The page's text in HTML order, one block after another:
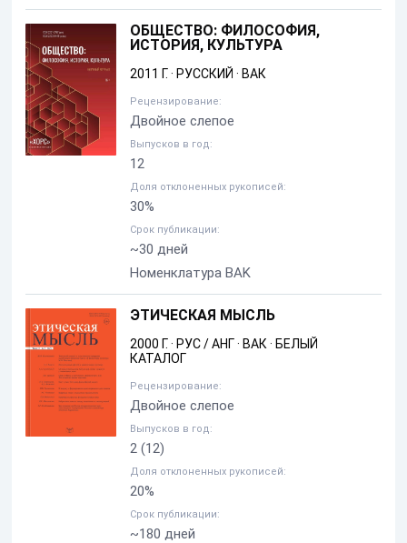
ОБЩЕСТВО: ФИЛОСОФИЯ,
ИСТОРИЯ, КУЛЬТУРА
2011 Г.· РУССКИЙ · ВАК
Рецензирование:
Двойное слепое
Выпусков в год:
12
Доля отклоненных рукописей:
30%
Срок публикации:
~30 дней
Номенклатура BAK
ЭТИЧЕСКАЯ МЫСЛЬ
2000 Г.· РУС / АНГ· ВАК· БЕЛЫЙ
КАТАЛОГ
Рецензирование:
Двойное слепое
Выпусков в год:
2 (12)
Доля отклоненных рукописей:
20%
Срок публикации:
~180 дней